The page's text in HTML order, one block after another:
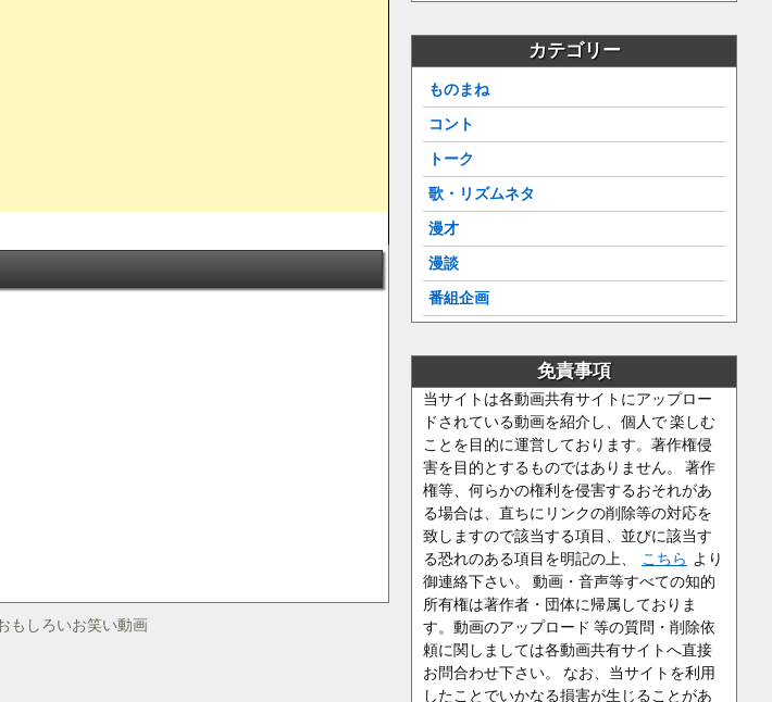
カテゴリー
ものまね
コント
トーク
歌・リズムネタ
漫才
漫談
番組企画
免責事項
当サイトは各動画共有サイトにアップロー
ドされている動画を紹介し、個人で 楽しむ
ことを目的に運営しております。著作権侵
害を目的とするものではありません。 著作
権等、何らかの権利を侵害するおそれがあ
る場合は、直ちにリンクの削除等の対応を
致しますので該当する項目、並びに該当す
る恐れのある項目を明記の上、
こちら より
御連絡下さい。 動画・音声等すべての知的
所有権は著作者・団体に帰属しておりま
す。動画のアップロード 等の質問・削除依
頼に関しましては各動画共有サイトへ直接
お問合わせ下さい。 なお、当サイトを利用
したことでいかなる損害が生じることがあ
もしろいお笑い動画